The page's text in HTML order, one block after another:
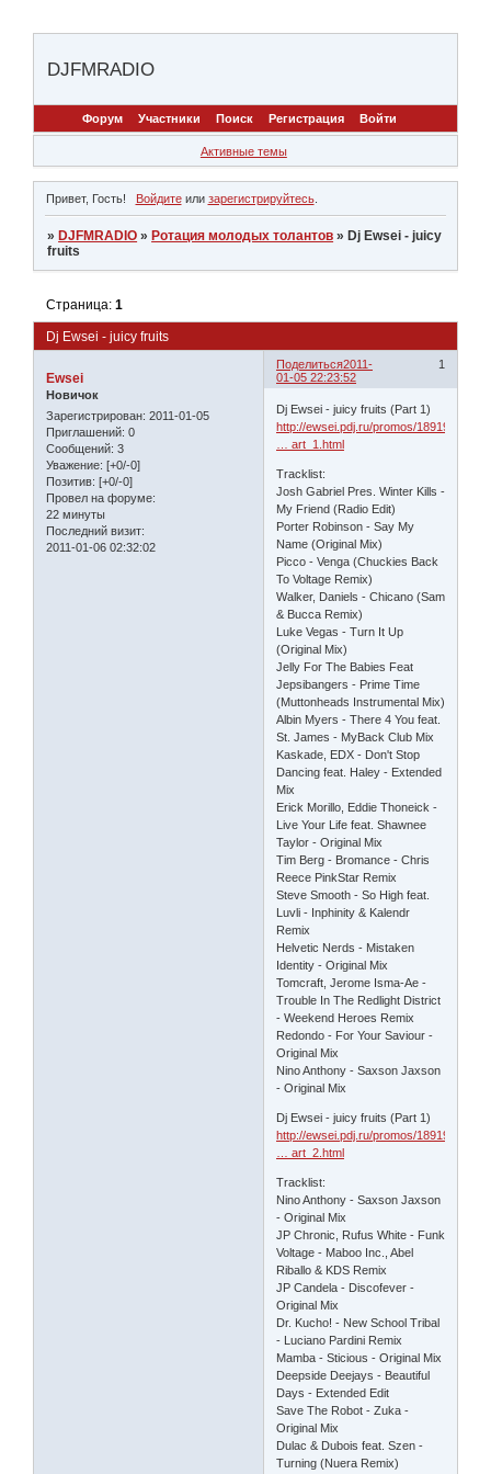
DJFMRADIO
Форум Участники Поиск Регистрация Войти
Активные темы
Привет, Гость! Войдитеили зарегистрируйтесь.
» DJFMRADIO » Ротация молодых толантов » Dj Ewsei - juicy
fruits
Dj Ewsei - juicy fruits
Страница:1
Поделиться 1
2011-
01-05 22:23:52
Ewsei
Новичок
Зарегистрирован: 2011-01-05
Приглашений: 0
Сообщений: 3
Уважение: [+0/-0]
Позитив: [+0/-0]
Провел на форуме:
22 минуты
Последний визит:
2011-01-06 02:32:02
Dj Ewsei - juicy fruits (Part 1)
http://ewsei.pdj.ru/promos/1891945/Dj_E
… art_1.html
Tracklist:
Josh Gabriel Pres. Winter Kills -
My Friend (Radio Edit)
Porter Robinson - Say My
Name (Original Mix)
Picco - Venga (Chuckies Back
To Voltage Remix)
Walker, Daniels - Chicano (Sam
& Bucca Remix)
Luke Vegas - Turn It Up
(Original Mix)
Jelly For The Babies Feat
Jepsibangers - Prime Time
(Muttonheads Instrumental Mix)
Albin Myers - There 4 You feat.
St. James - MyBack Club Mix
Kaskade, EDX - Don't Stop
Dancing feat. Haley - Extended
Mix
Erick Morillo, Eddie Thoneick -
Live Your Life feat. Shawnee
Taylor - Original Mix
Tim Berg - Bromance - Chris
Reece PinkStar Remix
Steve Smooth - So High feat.
Luvli - Inphinity & Kalendr
Remix
Helvetic Nerds - Mistaken
Identity - Original Mix
Tomcraft, Jerome Isma-Ae -
Trouble In The Redlight District
- Weekend Heroes Remix
Redondo - For Your Saviour -
Original Mix
Nino Anthony - Saxson Jaxson
- Original Mix
Dj Ewsei - juicy fruits (Part 1)
http://ewsei.pdj.ru/promos/1891951/Dj_E
… art_2.html
Tracklist:
Nino Anthony - Saxson Jaxson
- Original Mix
JP Chronic, Rufus White - Funk
Voltage - Maboo Inc., Abel
Riballo & KDS Remix
JP Candela - Discofever -
Original Mix
Dr. Kucho! - New School Tribal
- Luciano Pardini Remix
Mamba - Sticious - Original Mix
Deepside Deejays - Beautiful
Days - Extended Edit
Save The Robot - Zuka -
Original Mix
Dulac & Dubois feat. Szen -
Turning (Nuera Remix)